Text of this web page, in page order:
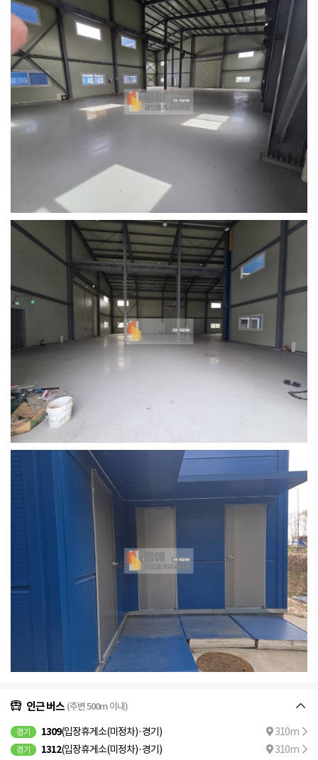
인근 버스 (주변 500m 이내)
경기 1309(입장휴게소(미정차)·경기) 310m
경기 1312(입장휴게소(미정차)·경기) 310m